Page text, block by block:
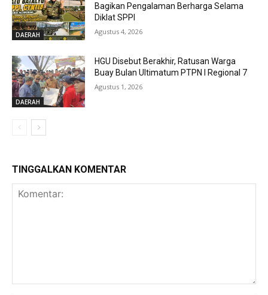
DAERAH
Bagikan Pengalaman Berharga Selama
Diklat SPPI
Agustus 4, 2026
DAERAH
HGU Disebut Berakhir, Ratusan Warga
Buay Bulan Ultimatum PTPN I Regional 7
Agustus 1, 2026
TINGGALKAN KOMENTAR